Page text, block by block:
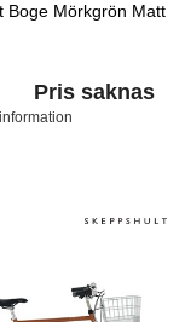
Boge Mörkgrön Matt
Pris saknas